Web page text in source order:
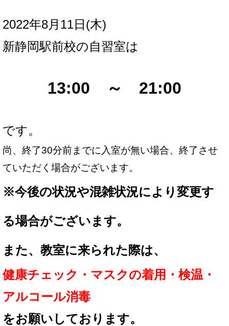
2022年8月11日(木)
新静岡駅前校の自習室は
13:00 ～ 21:00
です。
尚、終了30分前までに入室が無い場合、終了させ
ていただく場合がございます。
※今後の状況や混雑状況により変更す
る場合がございます。
また、教室に来られた際は、
健康チェック・マスクの着用 ・検温・
アルコール消毒
をお願いしております。